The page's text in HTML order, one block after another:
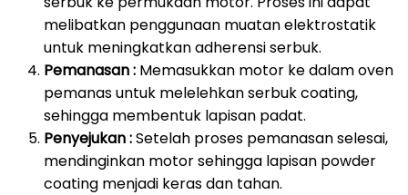
melibatkan penggunaan muatan elektrostatik
untuk meningkatkan adherensi serbuk.
Pemanasan : Memasukkan motor ke dalam oven
pemanas untuk melelehkan serbuk coating,
sehingga membentuk lapisan padat.
Penyejukan :Setelah proses pemanasan selesai,
mendinginkan motor sehingga lapisan powder
coating menjadi keras dan tahan.